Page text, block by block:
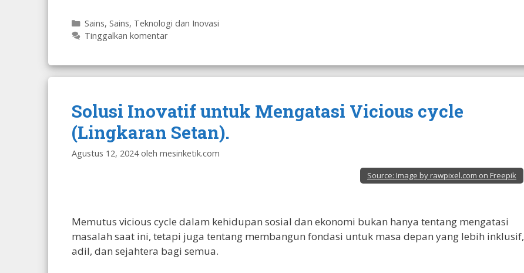
Kategori
Sains, Sains, Teknologi dan Inovasi
Tinggalkan komentar
Solusi Inovatif untuk Mengatasi Vicious cycle
(Lingkaran Setan).
Agustus 12, 2024 oleh mesinketik.com
Source: Image by rawpixel.com on Freepik
Memutus vicious cycle dalam kehidupan sosial dan ekonomi bukan hanya tentang mengatasi
masalah saat ini, tetapi juga tentang membangun fondasi untuk masa depan yang lebih inklusif,
adil, dan sejahtera bagi semua.